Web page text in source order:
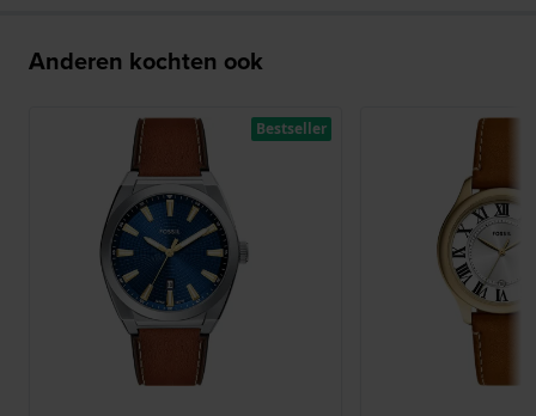
Anderen kochten ook
Bestseller